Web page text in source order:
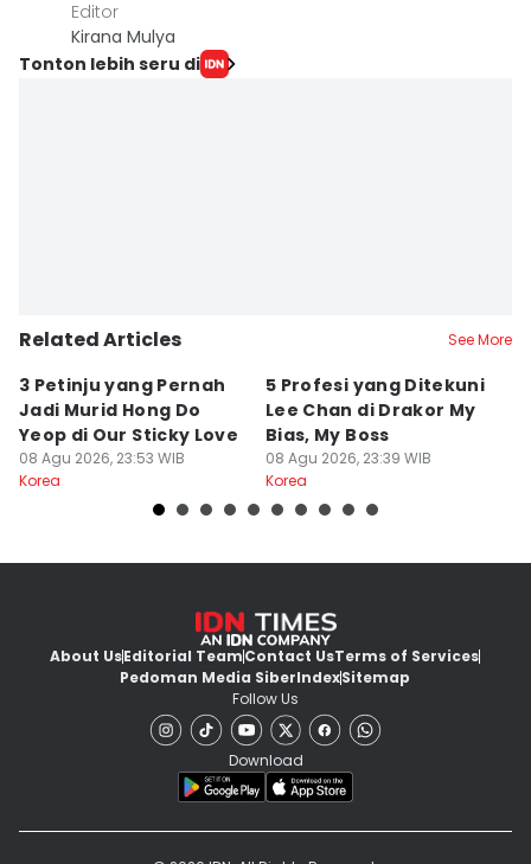
Editor
Kirana Mulya
Tonton lebih seru di
Related Articles See More
3 Petinju yang Pernah
Jadi Murid Hong Do
Yeop di Our Sticky Love
08 Agu 2026, 23:53 WIB
Korea
5 Profesi yang Ditekuni
Lee Chan di Drakor My
Bias, My Boss
08 Agu 2026, 23:39 WIB
Korea
About UsEditorial TeamContact UsTerms of Services
Pedoman Media SiberIndexSitemap
Follow Us
Download